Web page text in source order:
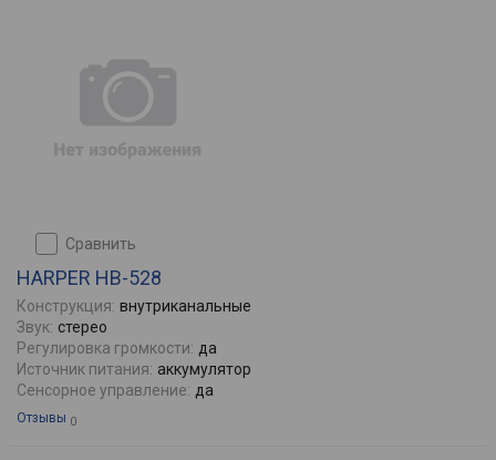
сравнить
HARPER HB-528
Конструкция: внутриканальные
Звук: стерео
Регулировка громкости: да
Источник питания: аккумулятор
Сенсорное управление: да
Отзывы 0